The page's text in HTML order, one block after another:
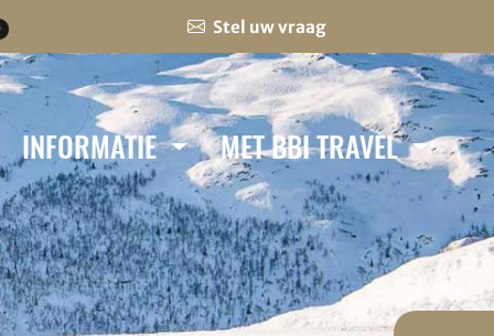
Stel uw vraag
INFORMATIE MET BBI TRAVEL